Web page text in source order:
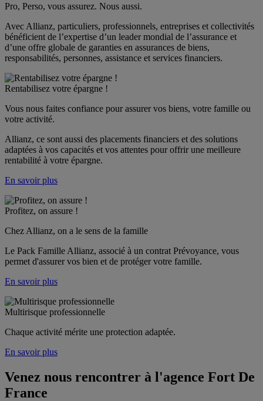
Pro, Perso, vous assurez. Nous aussi.
Avec Allianz, particuliers, professionnels, entreprises et collectivités
bénéficient de l’expertise d’un leader mondial de l’assurance et
d’une offre globale de garanties en assurances de biens,
responsabilités, personnes, assistance et services financiers.
Rentabilisez votre épargne !
Vous nous faites confiance pour assurer vos biens, votre famille ou
votre activité.
Allianz, ce sont aussi des placements financiers et des solutions
adaptées à vos capacités et vos attentes pour offrir une meilleure
rentabilité à votre épargne.
En savoir plus
Profitez, on assure !
Chez Allianz, on a le sens de la famille
Le Pack Famille Allianz, associé à un contrat Prévoyance, vous
permet d'assurer vos bien et de protéger votre famille.
En savoir plus
Multirisque professionnelle
Chaque activité mérite une protection adaptée.
En savoir plus
Venez nous rencontrer à l'agence Fort De
France